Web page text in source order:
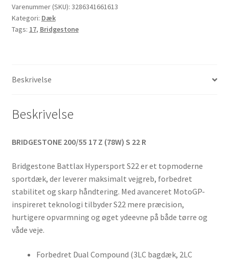
ZR
17
(78W)
Varenummer (SKU): 3286341661613
Kategori: Dæk
Tags: 17, Bridgestone
Beskrivelse
Beskrivelse
BRIDGESTONE 200/55 17 Z (78W) S 22 R
Bridgestone Battlax Hypersport S22 er et topmoderne
sportdæk, der leverer maksimalt vejgreb, forbedret
stabilitet og skarp håndtering. Med avanceret MotoGP-
inspireret teknologi tilbyder S22 mere præcision,
hurtigere opvarmning og øget ydeevne på både tørre og
våde veje.
Forbedret Dual Compound (3LC bagdæk, 2LC